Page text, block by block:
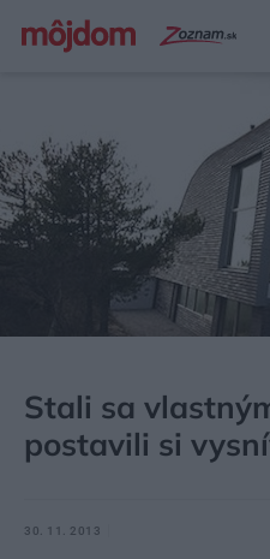
Stali sa
postavili si
30. 11. 2013